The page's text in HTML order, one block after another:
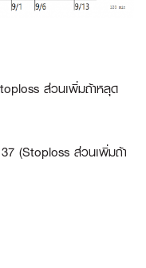
ส่วนเพิ่มถ้าหลุด
37 (Stoploss ส่วนเพิ่มถ้า